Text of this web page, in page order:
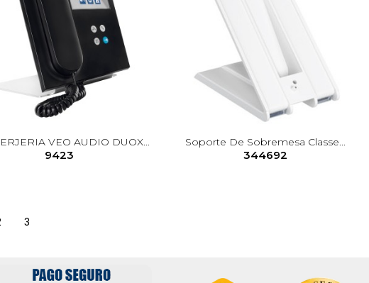
VEO AUDIO DUOX...
9423
Soporte De Sobremesa Classe...
344692
3